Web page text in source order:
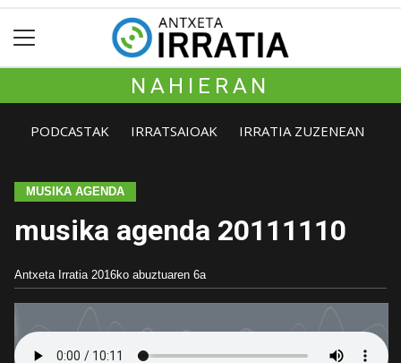
NAHIERAN
PODCASTAK IRRATSAIOAK IRRATIA ZUZENEAN
MUSIKA AGENDA
musika agenda 20111110
Antxeta Irratia 2016ko abuztuaren 6a